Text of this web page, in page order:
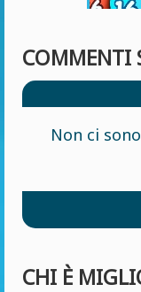
COMMENTI
Non ci
CHI È